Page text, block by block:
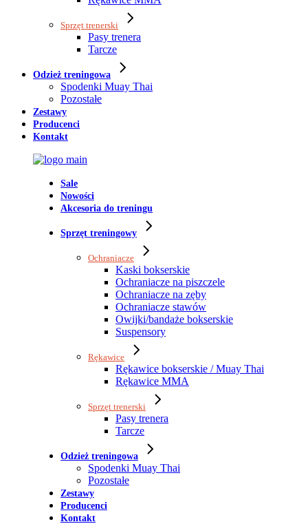
Sprzęt trenerski
Pasy trenera
Tarcze
Odzież treningowa
Spodenki Muay Thai
Pozostałe
Zestawy
Producenci
Kontakt
Sale
Nowości
Akcesoria do treningu
Sprzęt treningowy
Ochraniacze
Kaski bokserskie
Ochraniacze na piszczele
Ochraniacze na zęby
Ochraniacze stawów
Owijki/bandaże bokserskie
Suspensory
Rękawice
Rękawice bokserskie / Muay Thai
Rękawice MMA
Sprzęt trenerski
Pasy trenera
Tarcze
Odzież treningowa
Spodenki Muay Thai
Pozostałe
Zestawy
Producenci
Kontakt